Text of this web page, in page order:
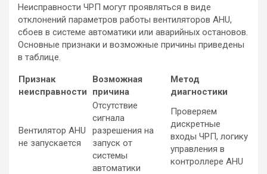
Неисправности ЧРП могут проявляться в виде
отклонений параметров работы вентиляторов AHU,
сбоев в системе автоматики или аварийных остановов.
Основные признаки и возможные причины приведены
в таблице.
Признак
неисправности
Возможная
причина
Метод
диагностики
Вентилятор AHU
не запускается
Отсутствие
сигнала
разрешения на
запуск от
системы
автоматики
Проверяем
дискретные
входы ЧРП, логику
управления в
контроллере AHU